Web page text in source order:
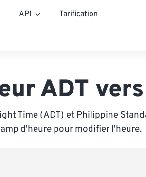
API Tarification
ADT vers
Time (ADT) et Philippine
d'heure pour modifier l'heure.